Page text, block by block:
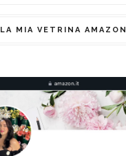
LA MIA VETRINA AMAZON